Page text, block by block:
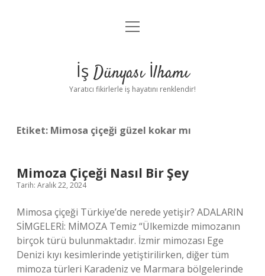
Anasayfa
Yasal Uyarı
menüyü
İş Dünyası İlhamı
Yaratıcı fikirlerle iş hayatını renklendir!
Etiket: Mimosa çiçeği güzel kokar mı
Mimoza Çiçeği Nasıl Bir Şey
Tarih: Aralık 22, 2024
Mimosa çiçeği Türkiye’de nerede yetişir? ADALARIN
SİMGELERİ: MİMOZA Temiz “Ülkemizde mimozanın
birçok türü bulunmaktadır. İzmir mimozası Ege
Denizi kıyı kesimlerinde yetiştirilirken, diğer tüm
mimoza türleri Karadeniz ve Marmara bölgelerinde